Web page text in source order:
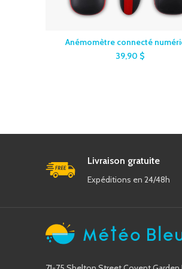
Anémomètre connecté
39,90 $
Livraison gratuite
Expéditions en 24/48h